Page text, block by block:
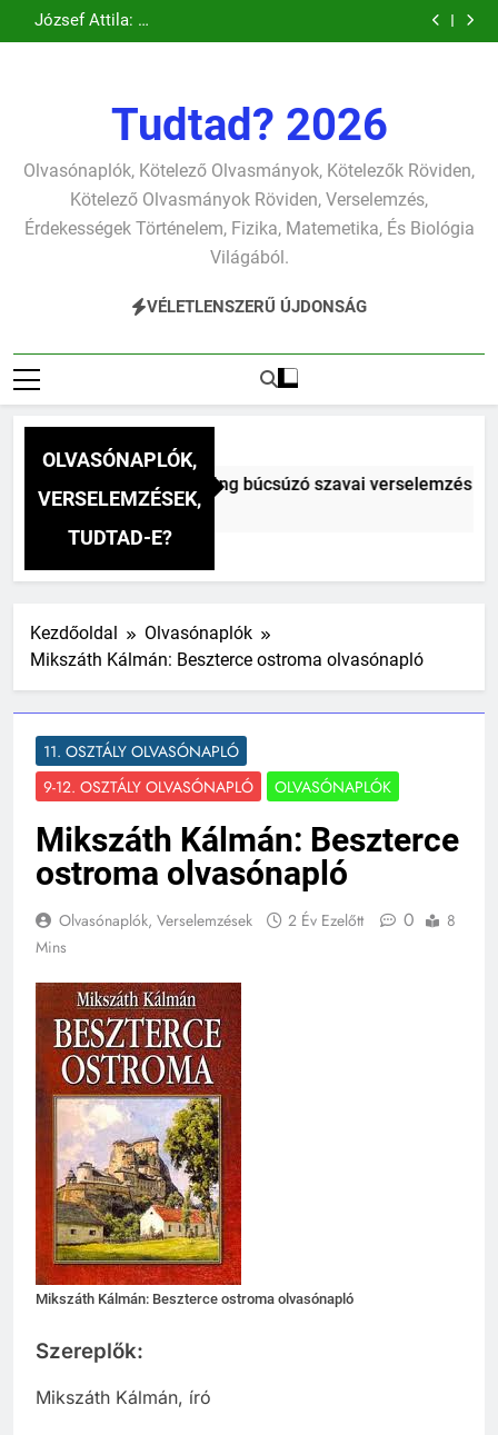
Ugrás
a
verselemzés
szonettje
Mihály: A
József Attila: A
gondolkodó
Tudtad? 2026
Olvasónaplók, Kötelező Olvasmányok, Kötelezők Röviden,
Kötelező Olvasmányok Röviden, Verselemzés,
Érdekességek Történelem, Fizika, Matemetika, És Biológia
Világából.
VÉLETLENSZERŰ ÚJDONSÁG
OLVASÓNAPLÓK,
VERSELEMZÉSEK,
TUDTAD-E?
Mihály: A fársáng búcsúzó szavai verselemzés
Kezdőoldal
Olvasónaplók
Mikszáth Kálmán: Beszterce ostroma olvasónapló
11. OSZTÁLY OLVASÓNAPLÓ
9-12. OSZTÁLY OLVASÓNAPLÓ
OLVASÓNAPLÓK
Mikszáth Kálmán: Beszterce
ostroma olvasónapló
Olvasónaplók, Verselemzések 2 Év Ezelőtt 0
8
Mins
Mikszáth Kálmán: Beszterce ostroma olvasónapló
Szereplők:
Mikszáth Kálmán, író